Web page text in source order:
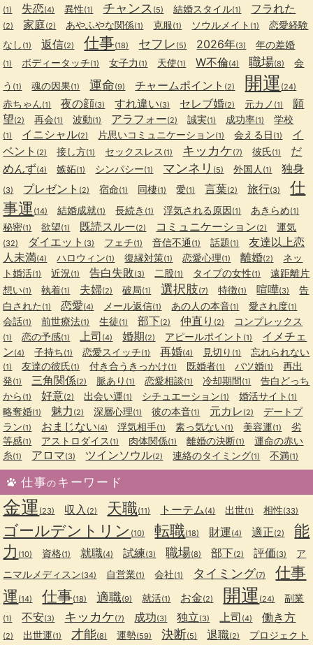
(1) 失恋(4) 異性(1) チャンス (5) 結婚スタイル(1) フラれた
(2) 家庭(2) あやふやな関係(1) 克服(1) ソウルメイト (1)
恋愛経験
なし (1) 返信(2) 仕事(18) セフレ (5) 2026年(3) 年の差婚
(1) ボディータッチ(1) 女子力 (1) 天使(1) W不倫(4) 職場(8)
会
う (1) 魂の因果(1) 運命(9) チャームポイント (2) 開運 (24)
赤ちゃん(1) 夜の顔(3) すれ違い(3) セレブ婚(2) 元カノ (1)
願
望(2) 再会(1) 波動(1) アラフォー(2) 誠実(1) 成功率(1) 学校
(1) イニシャル(2) 片思いコミュニケーション(1) 会える日 (1)
イ
ベント (2) 接し方(1) セックスレス (1) キッカケ(7) 彼氏(1)
だ
めんず(4) 嫉妬(1) シンパシー(1) マンネリ (5) 外国人 (1) 独身
(3) プレゼント (2) 宿命(1) 同棲(1) 愛(1) 言葉(2) 旅行(3)
仕
事運 (14) 結婚成就(1) 長続き (1) 浮気される原因(1) あきらめ(1)
秘密(1) 欲望(1) 既読スルー(2) コミュニケーション(2) 運気
(32) ダイエット (3) フェチ(1) 音信不通 (1) 話題(1)
友達以上恋
人未満(4) ハロウィン(1) 復縁対策(1) 恋愛心理(1) 離婚(2)
ネッ
ト婚活(1) 近況 (1) 告白失敗(3) 二股(1) タイプの女性(1)
遠距離片
想い(1) 執着(1) 夫婦(2) 破局(1) 選択肢(7) 特徴(1) 喧嘩(3)
告
白された (1) 恋愛(4) メール返信(1) あの人の本音(1) 愛され度(1)
会話(1) 前世療法(1) 生徒(1) 部下(2) 仲直り (2) コンプレックス
(1) 恋の予感(1) 上司 (4) 婚期(2) アピールポイント (1)
イメチェ
ン(4) 子持ち(1) 恋愛スイッチ(1) 再婚(4) 見切り (1) 忘れられない
(1) 友達の彼氏(1) 付き合うきっかけ(1) 既婚者(1) バツ婚(1)
再出
発(1) 三角関係(2) 脈あり (1) 恋愛相談(1) 冷却期間(1)
告白どっち
から (1) 好意(2) 出会い運(1) シチュエーション(1) 婚活サイト (1)
略奪婚(1) 魅力 (2) 深層心理(1) 彼の本音(1) 元カレ (2)
デートプ
ラン(1) おまじない(4) 浮気相手(1) 素っ気ない(1) 美容運(1)
劣
等感(1) アストロダイス (1) 肉体関係(1) 離婚の決断(1)
運命の赤い
糸(1) アロマ(3) ツインソウル(2) 連絡のタイミング(1) 不満(1)
仕事のキーワード
金運 (23) 収入 (2) 天職(11) トーテム(4) 出世(1) 相性(33)
ゴールデントリン (10) 転職(18) 財運(4) 適正(2)
能
力 (10) 資格(1) 就職(4) 試練(3) 職場(8) 部下(2) 評価(3)
ア
ニマルメディスン(34) 自営業(1) 会社(1) タイミング(7)
仕事
運 (14) 仕事(18) 適職(9) 就活(1) お金(2) 開運 (24) 副業
(1) 不安(3) キッカケ(7) 成功(3) 独立(3) 上司 (4) 働き方
(2) 出世運(1) 才能(8) 運勢(59) 決断(5) 退職(2) プロジェクト